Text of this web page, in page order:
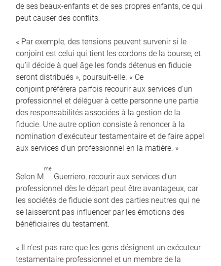
de ses beaux-enfants et de ses propres enfants, ce qui
peut causer des conflits.
« Par exemple, des tensions peuvent survenir si le
conjoint est celui qui tient les cordons de la bourse, et
qu’il décide à quel âge les fonds détenus en fiducie
seront distribués », poursuit-elle. « Ce
conjoint préférera parfois recourir aux services d’un
professionnel et déléguer à cette personne une partie
des responsabilités associées à la gestion de la
fiducie. Une autre option consiste à renoncer à la
nomination d’exécuteur testamentaire et de faire appel
aux services d’un professionnel en la matière. »
Selon M
me
Guerriero, recourir aux services d’un
professionnel dès le départ peut être avantageux, car
les sociétés de fiducie sont des parties neutres qui ne
se laisseront pas influencer par les émotions des
bénéficiaires du testament.
« Il n’est pas rare que les gens désignent un exécuteur
testamentaire professionnel et un membre de la